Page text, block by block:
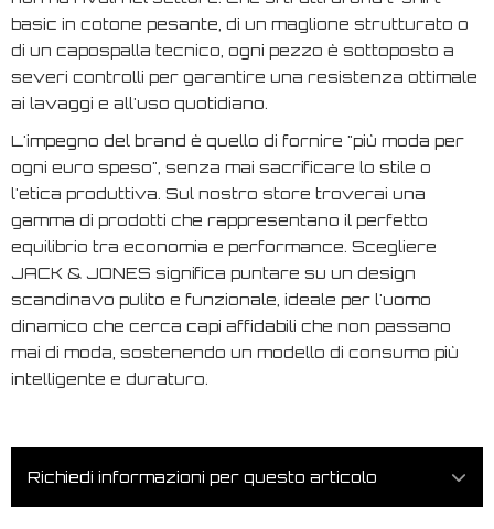
basic in cotone pesante, di un maglione strutturato o
di un capospalla tecnico, ogni pezzo è sottoposto a
severi controlli per garantire una resistenza ottimale
ai lavaggi e all'uso quotidiano.
L'impegno del brand è quello di fornire "più moda per
ogni euro speso", senza mai sacrificare lo stile o
l'etica produttiva. Sul nostro store troverai una
gamma di prodotti che rappresentano il perfetto
equilibrio tra economia e performance. Scegliere
JACK & JONES significa puntare su un design
scandinavo pulito e funzionale, ideale per l'uomo
dinamico che cerca capi affidabili che non passano
mai di moda, sostenendo un modello di consumo più
intelligente e duraturo.
Richiedi informazioni per questo articolo